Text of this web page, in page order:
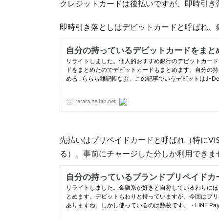
クレジットカードは後払いですが、即時引
即時引き落としはデビットカードと呼ばれ
先払いはプリペイドカードと呼ばれ（特に
る）、事前にチャージした分しか利用できま